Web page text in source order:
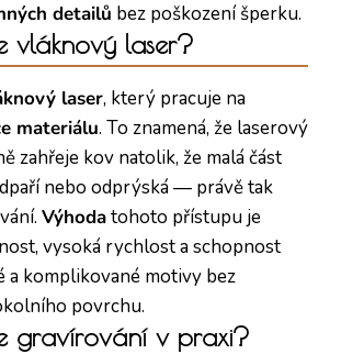
detailů bez poškození šperku.
vláknový laser?
laser, který pracuje na
materiálu. To znamená, že laserový
zahřeje kov natolik, že malá část
nebo odprýská — právě tak
Výhodatohoto přístupu je
vysoká rychlost a schopnost
a komplikované motivy bez
povrchu.
gravírování v praxi?